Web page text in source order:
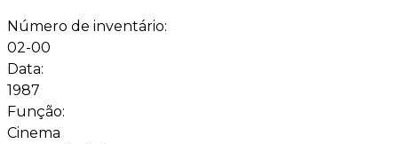
Número de inventário:
02-00
Data:
1987
Função:
Cinema